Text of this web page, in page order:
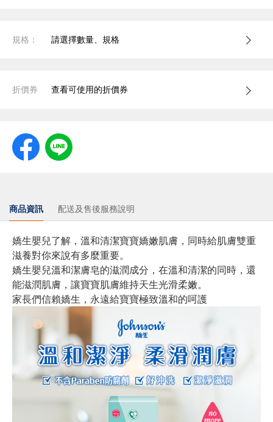
規格： 請選擇數量、規格
折價券 查看可使用的折價券
商品資訊 配送及售後服務說明
嬌生嬰兒了解，溫和清潔寶寶嬌嫩肌膚，同時給肌膚雙重
滋養對你來說有多麼重要。
嬌生嬰兒溫和潔膚皂的滋潤成分，在溫和清潔的同時，還
能滋潤肌膚，讓寶寶肌膚維持天生光滑柔嫩。
家長們信賴嬌生，永遠給寶寶極致溫和的呵護